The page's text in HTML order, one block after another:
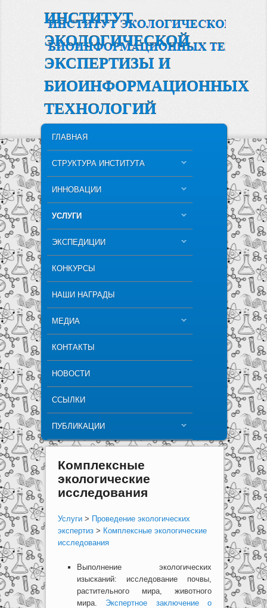
ИНСТИТУТ
ЭКОЛОГИЧЕСКОЙ
ЭКСПЕРТИЗЫ И
БИОИНФОРМАЦИОННЫХ
ТЕХНОЛОГИЙ
SKIP TO PRIMARY CONTENT
SKIP TO SECONDARY CONTENT
ГЛАВНАЯ
СТРУКТУРА ИНСТИТУТА
ИННОВАЦИИ
УСЛУГИ
ЭКСПЕДИЦИИ
КОНКУРСЫ
НАШИ НАГРАДЫ
МЕДИА
КОНТАКТЫ
НОВОСТИ
ССЫЛКИ
ПУБЛИКАЦИИ
Комплексные
экологические
исследования
Услуги> Проведение экологических
экспертиз> Комплексные экологические
исследования
Выполнение экологических
изысканий: исследование почвы,
растительного мира, животного
мира. Экспертное заключение о